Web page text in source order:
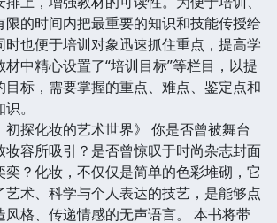
限的时间内把最重要的知识和技能传授给
时也便于培训对象迅速抓住重点，提高学
材中精心设置了“培训目标”等栏目，以提
目标，需要掌握的重点、难点、鉴定点和
。
初探化妆的艺术世界》 你是否曾被舞台
妆容所吸引？是否曾惊叹于时尚杂志封面
奕？化妆，不仅仅是简单的色彩堆砌，它
艺术、科学与个人表达的技艺，是能够点
风格、传递情感的无声语言。 本书将带